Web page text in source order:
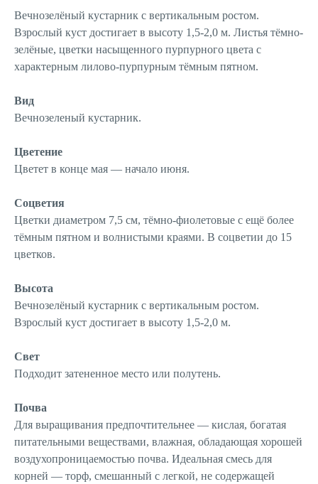
Вечнозелёный кустарник с вертикальным ростом.
Взрослый куст достигает в высоту 1,5-2,0 м. Листья тёмно-
зелёные, цветки насыщенного пурпурного цвета с
характерным лилово-пурпурным тёмным пятном.
Вид
Вечнозеленый кустарник.
Цветение
Цветет в конце мая — начало июня.
Соцветия
Цветки диаметром 7,5 см, тёмно-фиолетовые с ещё более
тёмным пятном и волнистыми краями. В соцветии до 15
цветков.
Высота
Вечнозелёный кустарник с вертикальным ростом.
Взрослый куст достигает в высоту 1,5-2,0 м.
Свет
Подходит затененное место или полутень.
Почва
Для выращивания предпочтительнее — кислая, богатая
питательными веществами, влажная, обладающая хорошей
воздухопроницаемостью почва. Идеальная смесь для
корней — торф, смешанный с легкой, не содержащей